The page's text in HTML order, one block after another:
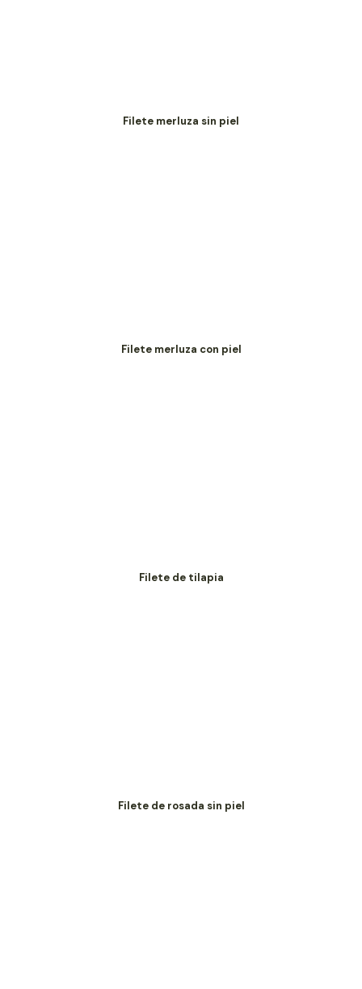
Filete merluza sin piel
Filete merluza con piel
Filete de tilapia
Filete de rosada sin piel